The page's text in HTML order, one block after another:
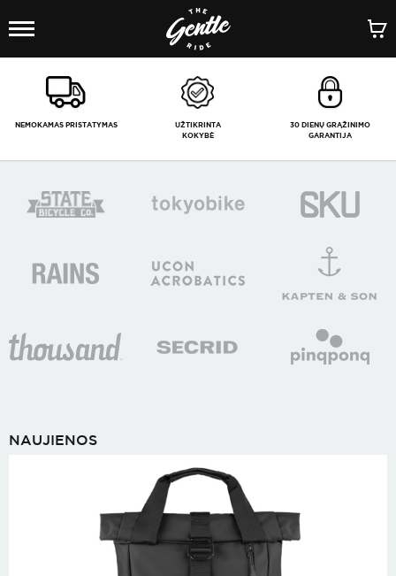
1/-
NEMOKAMAS PRISTATYMAS
UŽTIKRINTA
KOKYBĖ
30 DIENŲ GRĄŽINIMO
GARANTIJA
NAUJIENOS